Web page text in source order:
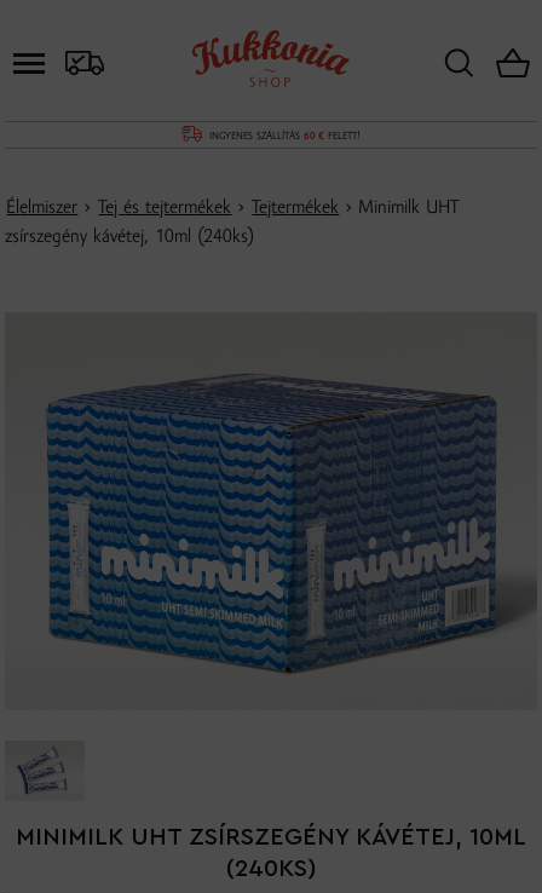
INGYENES SZÁLLÍTÁS 60 € FELETT!
Élelmiszer › Tej és tejtermékek › Tejtermékek › Minimilk UHT
zsírszegény kávétej, 10ml (240ks)
MINIMILK UHT ZSÍRSZEGÉNY KÁVÉTEJ, 10ML
(240KS)